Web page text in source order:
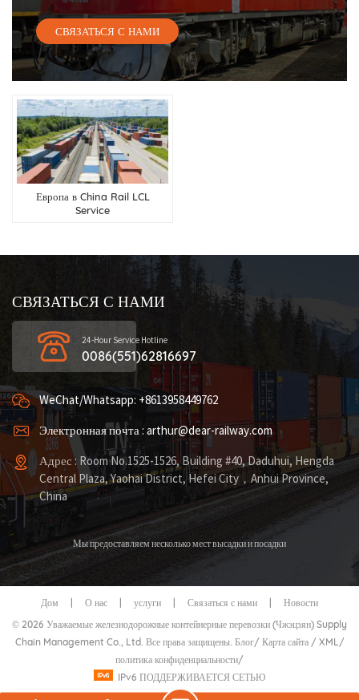
СВЯЗАТЬСЯ С НАМИ
Европа в China Rail LCL
Service
СВЯЗАТЬСЯ С НАМИ
24-Hour Service Hotline
0086(551)62816697
WeChat/Whatsapp: +8613958449762
Электронная почта : arthur@dear-railway.com
Адрес : Room No.1525-1526, Building #40, Daduhui, Hengda
Central Plaza, Yaohai District, Hefei City，Anhui Province,
China
Мы предоставляем несколько мест высадки и посадки
Дом О нас услуги Связаться с нами
Новости
© 2026 Уважаемые железнодорожные контейнерные перевозки (Чжэцзян) Supply
Chain Management Co., Ltd. Все права защищены. Блог/ Карта сайта / XML/
политика конфиденциальности/
IPv6 ПОДДЕРЖИВАЕТСЯ СЕТЬЮ